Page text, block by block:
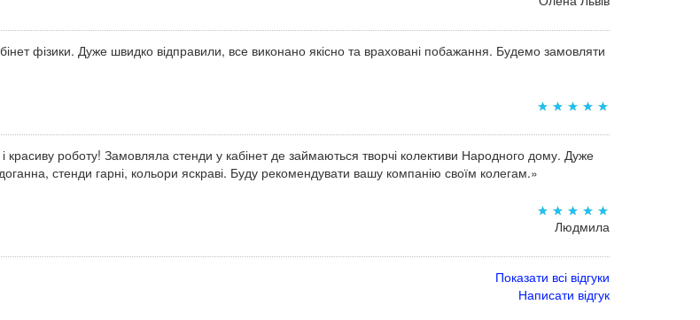
фізики. Дуже швидко відправили, все виконано якісно та враховані побажання. Будемо замовляти
роботу! Замовляла стенди у кабінет де займаються творчі колективи Народного дому. Дуже
стенди гарні, кольори яскраві. Буду рекомендувати вашу компанію своїм колегам.»
Людмила
Показати всі відгуки
Написати відгук